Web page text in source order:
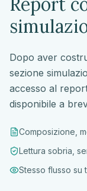
Dopo aver
sezione
accesso al
disponibile a
Composizione,
Lettura sobria,
Stesso flusso su